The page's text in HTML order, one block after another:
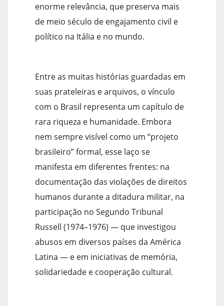
enorme relevância, que preserva mais
de meio século de engajamento civil e
político na Itália e no mundo.
Entre as muitas histórias guardadas em
suas prateleiras e arquivos, o vínculo
com o Brasil representa um capítulo de
rara riqueza e humanidade. Embora
nem sempre visível como um “projeto
brasileiro” formal, esse laço se
manifesta em diferentes frentes: na
documentação das violações de direitos
humanos durante a ditadura militar, na
participação no Segundo Tribunal
Russell (1974–1976) — que investigou
abusos em diversos países da América
Latina — e em iniciativas de memória,
solidariedade e cooperação cultural.